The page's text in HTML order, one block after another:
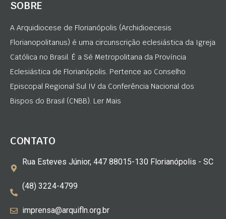
SOBRE
A Arquidiocese de Florianópolis (Archidioecesis
Florianopolitanus) é uma circunscrição eclesiástica da Igreja
Católica no Brasil. É a Sé Metropolitana da Província
Eclesiástica de Florianópolis. Pertence ao Conselho
Episcopal Regional Sul IV da Conferência Nacional dos
Bispos do Brasil (CNBB). Ler Mais
CONTATO
Rua Esteves Júnior, 447 88015-130 Florianópolis - SC
(48) 3224-4799
imprensa@arquifln.org.br